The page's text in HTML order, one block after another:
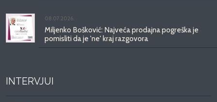
08.07.2026.
Miljenko Bošković: Najveća prodajna pogreška je
pomisliti da je 'ne' kraj razgovora
INTERVJUI